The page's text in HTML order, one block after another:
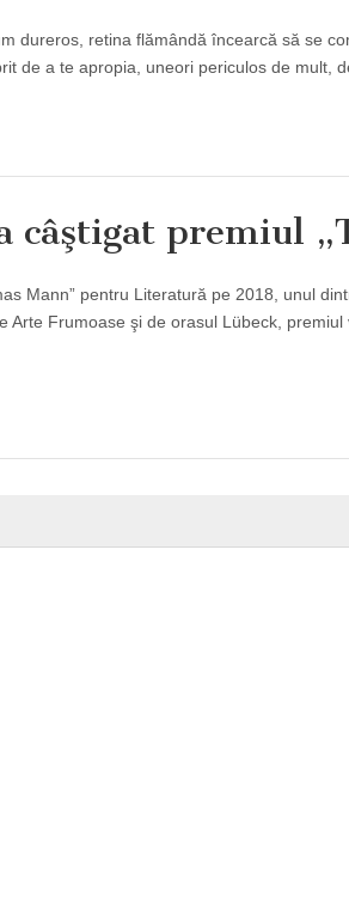
dureros, retina flămândă încearcă să se
de a te apropia, uneori periculos de mult,
câştigat premiul
Mann” pentru Literatură pe 2018, unul
Arte Frumoase şi de orasul Lübeck,